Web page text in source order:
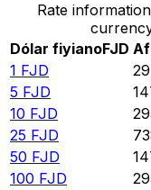
Rate
Dólar fiyianoFJD
1 FJD
5 FJD
10 FJD
25 FJD
50 FJD
100 FJD